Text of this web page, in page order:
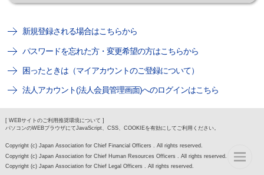
新規登録される場合はこちらから
パスワードを忘れた方・変更希望の方はこちらから
困ったときは（マイアカウントのご登録について）
法人アカウント(法人会員管理画面)へのログインはこちら
[ WEBサイトのご利用推奨環境について ]
パソコンのWEBブラウザにてJavaScript、CSS、COOKIEを有効にしてご利用ください。
Copyright (c) Japan Association for Chief Financial Officers . All rights reserved.
Copyright (c) Japan Association for Chief Human Resources Officers . All rights reserved.
Copyright (c) Japan Association for Chief Legal Officers . All rights reserved.